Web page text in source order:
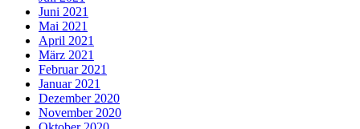
Juni 2021
Mai 2021
April 2021
März 2021
Februar 2021
Januar 2021
Dezember 2020
November 2020